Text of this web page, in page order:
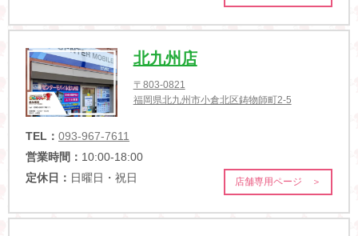
北九州店
〒803-0821
福岡県北九州市小倉北区鋳物師町2-5
TEL： 093-967-7611
営業時間： 10:00-18:00
定休日： 日曜日・祝日 店舗専用ページ ＞